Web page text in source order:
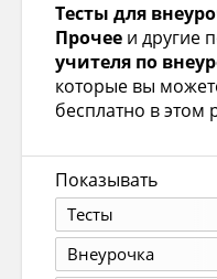
Тесты для
Прочее и другие
учителя по
которые вы
бесплатно в этом
Показывать
Тесты
Внеурочка